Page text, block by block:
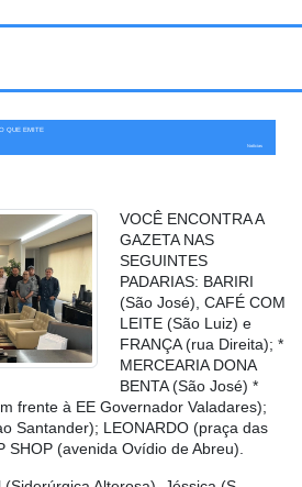
QUE EMITE
Notícias
VOCÊ ENCONTRA A
GAZETA NAS
SEGUINTES
PADARIAS: BARIRI
(São José), CAFÉ COM
LEITE (São Luiz) e
FRANÇA (rua Direita); *
MERCEARIA DONA
BENTA (São José) *
frente à EE Governador Valadares);
Santander); LEONARDO (praça das
SHOP (avenida Ovídio de Abreu).